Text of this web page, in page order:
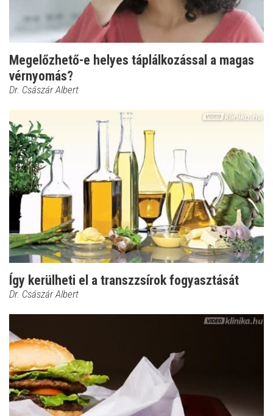
Megelőzhető-e helyes táplálkozással a magas
vérnyomás?
Dr. Császár Albert
Így kerülheti el a transzzsírok fogyasztását
Dr. Császár Albert